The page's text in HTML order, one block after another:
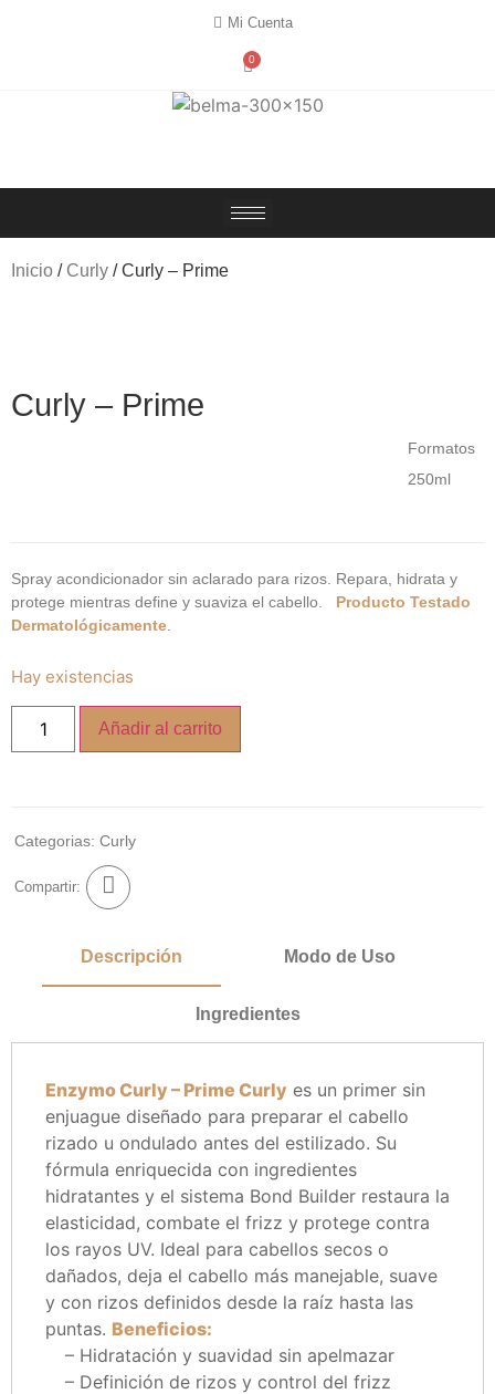
Mi Cuenta
0
Inicio / Curly / Curly – Prime
Curly – Prime
Formatos
250ml
Spray acondicionador sin aclarado para rizos. Repara, hidrata y
protege mientras define y suaviza el cabello. Producto Testado
Dermatológicamente.
Hay existencias
Añadir al carrito
Categorias: Curly
Compartir:
Descripción Modo de Uso
Ingredientes
Enzymo Curly – Prime Curly es un primer sin
enjuague diseñado para preparar el cabello
rizado u ondulado antes del estilizado. Su
fórmula enriquecida con ingredientes
hidratantes y el sistema Bond Builder restaura la
elasticidad, combate el frizz y protege contra
los rayos UV. Ideal para cabellos secos o
dañados, deja el cabello más manejable, suave
y con rizos definidos desde la raíz hasta las
puntas. Beneficios:
– Hidratación y suavidad sin apelmazar
– Definición de rizos y control del frizz